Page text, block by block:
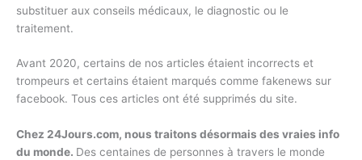
substituer aux conseils médicaux, le diagnostic ou le
traitement.
Avant 2020, certains de nos articles étaient incorrects et
trompeurs et certains étaient marqués comme fakenews sur
facebook. Tous ces articles ont été supprimés du site.
Chez 24Jours.com, nous traitons désormais des vraies info
du monde. Des centaines de personnes à travers le monde